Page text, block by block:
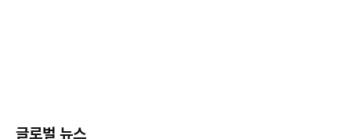
글로벌 뉴스